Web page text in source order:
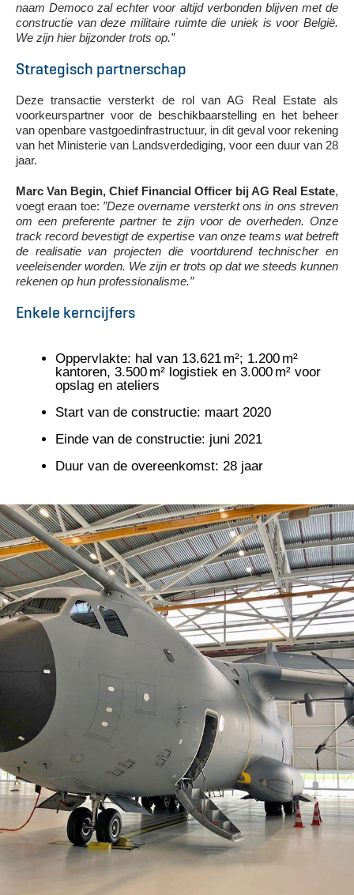
naam Democo zal echter voor altijd verbonden blijven met de
constructie van deze militaire ruimte die uniek is voor België.
We zijn hier bijzonder trots op.”
Strategisch partnerschap
Deze transactie versterkt de rol van AG Real Estate als
voorkeurspartner voor de beschikbaarstelling en het beheer
van openbare vastgoedinfrastructuur, in dit geval voor rekening
van het Ministerie van Landsverdediging, voor een duur van 28
jaar.
Marc Van Begin, Chief Financial Officer bij AG Real Estate,
voegt eraan toe: ”Deze overname versterkt ons in ons streven
om een preferente partner te zijn voor de overheden. Onze
track record bevestigt de expertise van onze teams wat betreft
de realisatie van projecten die voortdurend technischer en
veeleisender worden. We zijn er trots op dat we steeds kunnen
rekenen op hun professionalisme.”
Enkele kerncijfers
Oppervlakte: hal van 13.621 m²; 1.200 m²
kantoren, 3.500 m² logistiek en 3.000 m² voor
opslag en ateliers
Start van de constructie: maart 2020
Einde van de constructie: juni 2021
Duur van de overeenkomst: 28 jaar